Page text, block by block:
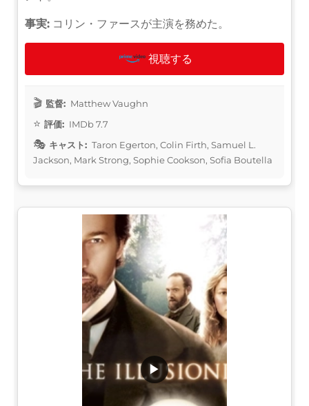
事実: コリン・ファースが主演を務めた。
視聴する
監督: Matthew Vaughn
評価: IMDb 7.7
キャスト: Taron Egerton, Colin Firth, Samuel L.
Jackson, Mark Strong, Sophie Cookson, Sofia Boutella
▶